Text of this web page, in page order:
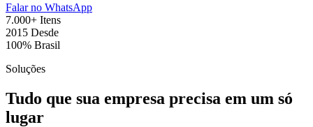
Falar no WhatsApp
7.000+ Itens
2015 Desde
100% Brasil
Soluções
Tudo que sua empresa precisa em um só
lugar